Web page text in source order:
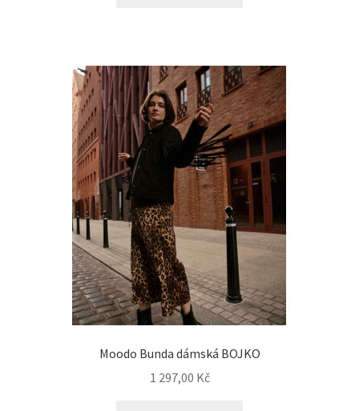
Moodo Bunda dámská BOJKO
1 297,00 Kč